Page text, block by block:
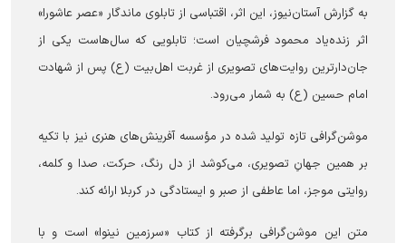
به گزارش آستان‌نیوز، این اثر، اقتباسی از تابلوی ماندگار «عصر عاشورا»
اثر زنده‌یاد محمود فرشچیان است؛ تابلویی که سال‌هاست یکی از
جان‌دارترین روایت‌های تصویری از غربت اهل‌بیت (ع) پس از شهادت
امام حسین (ع) به شمار می‌رود.
موشن‌گرافی تازه تولید شده در مؤسسه آفرینش‌های هنری نیز با تکیه
بر همین جهانِ تصویری، می‌کوشد از دل رنگ، حرکت، صدا و کلمه،
روایتی موجز، اما عاطفی از صبر و ایستادگی در کربلا ارائه کند.
متن این موشن‌گرافی برگرفته از کتاب «سرزمین نینوا» است و با